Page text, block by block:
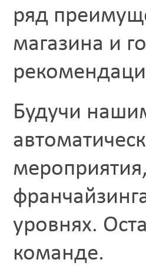
ряд
магазина и
Будучи
уровнях.
команде.